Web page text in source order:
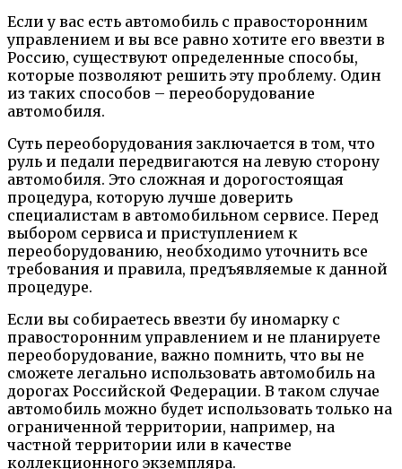
Если у вас есть автомобиль с правосторонним
управлением и вы все равно хотите его ввезти в
Россию, существуют определенные способы,
которые позволяют решить эту проблему. Один
из таких способов – переоборудование
автомобиля.
Суть переоборудования заключается в том, что
руль и педали передвигаются на левую сторону
автомобиля. Это сложная и дорогостоящая
процедура, которую лучше доверить
специалистам в автомобильном сервисе. Перед
выбором сервиса и приступлением к
переоборудованию, необходимо уточнить все
требования и правила, предъявляемые к данной
процедуре.
Если вы собираетесь ввезти бу иномарку с
правосторонним управлением и не планируете
переоборудование, важно помнить, что вы не
сможете легально использовать автомобиль на
дорогах Российской Федерации. В таком случае
автомобиль можно будет использовать только на
ограниченной территории, например, на
частной территории или в качестве
коллекционного экземпляра.